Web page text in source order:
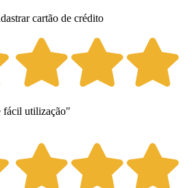
cartão de crédito
fácil utilização"